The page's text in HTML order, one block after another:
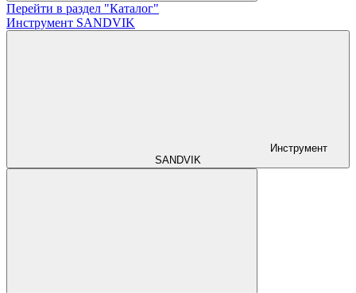
Перейти в раздел "Каталог"
Инструмент SANDVIK
Инструмент
SANDVIK